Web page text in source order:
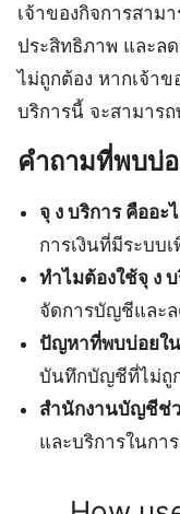
เจ้าของกิจการสาม
ประสิทธิภาพ และล
ไม่ถูกต้อง หากเจ้า
บริการนี้ จะสามาร
คำถามที่พบบ่
จุ ง บริการ คืออะ
การเงินที่มีระบบ
ทำไมต้องใช้จุ ง
จัดการบัญชีและล
ปัญหาที่พบบ่อยใ
บันทึกบัญชีที่ไม่ถูก
สำนักงานบัญชีช่
และบริการในกา